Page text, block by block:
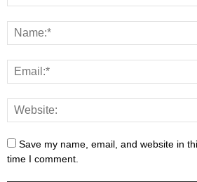
Save my name, email, and website in
time I comment.